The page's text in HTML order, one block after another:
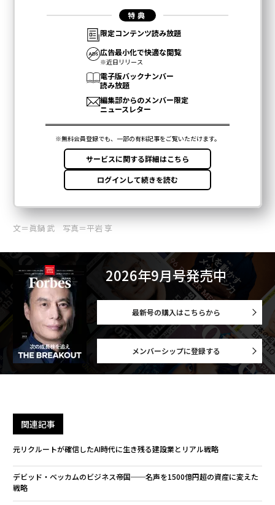
文＝眞鍋 武 写真＝平岩 享
2026年9月号発売中
最新号の購入はこちらから
メンバーシップに登録する
関連記事
元リクルートが確信したAI時代に生き残る建設業とリアル戦略
デビッド・ベッカムのビジネス帝国──名声を1500億円超の資産に変えた
戦略